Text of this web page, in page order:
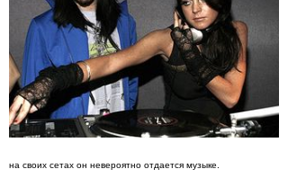
на своих сетах он невероятно отдается музыке.